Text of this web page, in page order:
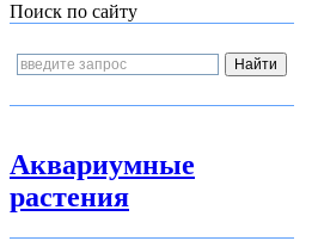
Поиск по сайту
Аквариумные
растения